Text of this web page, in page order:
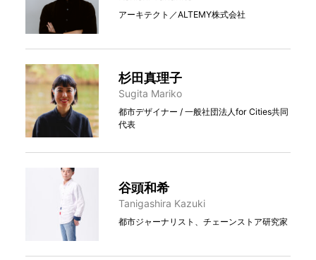
アーキテクト／ALTEMY株式会社
杉田真理子
Sugita Mariko
都市デザイナー / 一般社団法人for Cities共同
代表
谷頭和希
Tanigashira Kazuki
都市ジャーナリスト、チェーンストア研究家